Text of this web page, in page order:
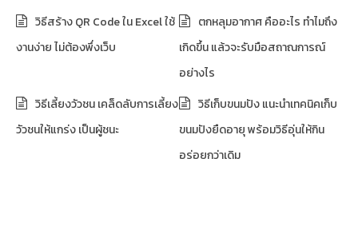
วิธีสร้าง QR Code ใน Excel ใช้
งานง่าย ไม่ต้องพึ่งเว็บ
ตกหลุมอากาศ คืออะไร ทำไมถึง
เกิดขึ้น แล้วจะรับมือสถาณการณ์
อย่างไร
วิธีเลี้ยงวัวชน เคล็ดลับการเลี้ยง
วัวชนให้แกร่ง เป็นผู้ชนะ
วิธีเก็บขนมปัง แนะนำเทคนิคเก็บ
ขนมปังยืดอายุ พร้อมวิธีอุ่นให้กิน
อร่อยกว่าเดิม